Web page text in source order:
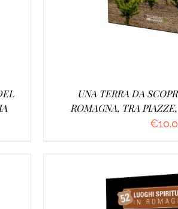
UNA TERRA DA
ROMAGNA, TRA
€